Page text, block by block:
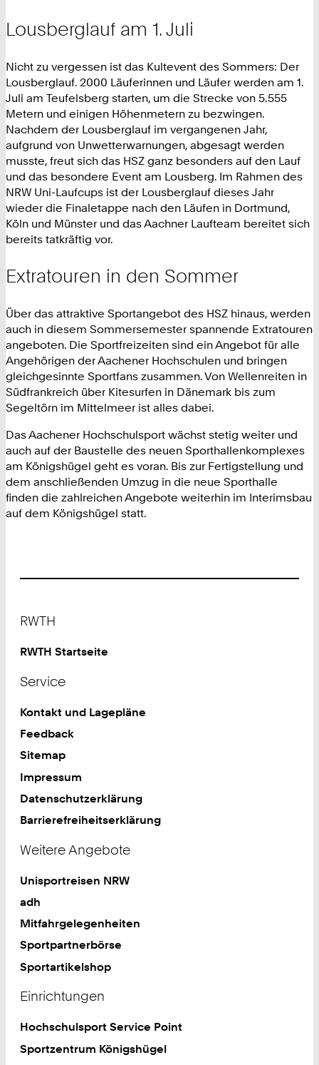
Lousberglauf am 1. Juli
Nicht zu vergessen ist das Kultevent des Sommers: Der
Lousberglauf. 2000 Läuferinnen und Läufer werden am 1.
Juli am Teufelsberg starten, um die Strecke von 5.555
Metern und einigen Höhenmetern zu bezwingen.
Nachdem der Lousberglauf im vergangenen Jahr,
aufgrund von Unwetterwarnungen, abgesagt werden
musste, freut sich das HSZ ganz besonders auf den Lauf
und das besondere Event am Lousberg. Im Rahmen des
NRW Uni-Laufcups ist der Lousberglauf dieses Jahr
wieder die Finaletappe nach den Läufen in Dortmund,
Köln und Münster und das Aachner Laufteam bereitet sich
bereits tatkräftig vor.
Extratouren in den Sommer
Über das attraktive Sportangebot des HSZ hinaus, werden
auch in diesem Sommersemester spannende Extratouren
angeboten. Die Sportfreizeiten sind ein Angebot für alle
Angehörigen der Aachener Hochschulen und bringen
gleichgesinnte Sportfans zusammen. Von Wellenreiten in
Südfrankreich über Kitesurfen in Dänemark bis zum
Segeltörn im Mittelmeer ist alles dabei.
Das Aachener Hochschulsport wächst stetig weiter und
auch auf der Baustelle des neuen Sporthallenkomplexes
am Königshügel geht es voran. Bis zur Fertigstellung und
dem anschließenden Umzug in die neue Sporthalle
finden die zahlreichen Angebote weiterhin im Interimsbau
auf dem Königshügel statt.
RWTH
RWTH Startseite
Service
Kontakt und Lagepläne
Feedback
Sitemap
Impressum
Datenschutzerklärung
Barrierefreiheitserklärung
Weitere Angebote
Unisportreisen NRW
adh
Mitfahrgelegenheiten
Sportpartnerbörse
Sportartikelshop
Einrichtungen
Hochschulsport Service Point
Sportzentrum Königshügel